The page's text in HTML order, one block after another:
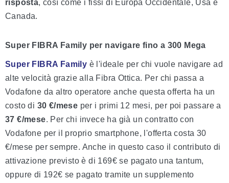
risposta, così come i fissi di Europa Occidentale, Usa e
Canada.
Super FIBRA Family per navigare fino a 300 Mega
Super FIBRA Family è l'ideale per chi vuole navigare ad
alte velocità grazie alla Fibra Ottica. Per chi passa a
Vodafone da altro operatore anche questa offerta ha un
costo di 30 €/mese per i primi 12 mesi, per poi passare a
37 €/mese. Per chi invece ha già un contratto con
Vodafone per il proprio smartphone, l'offerta costa 30
€/mese per sempre. Anche in questo caso il contributo di
attivazione previsto è di 169€ se pagato una tantum,
oppure di 192€ se pagato tramite un supplemento